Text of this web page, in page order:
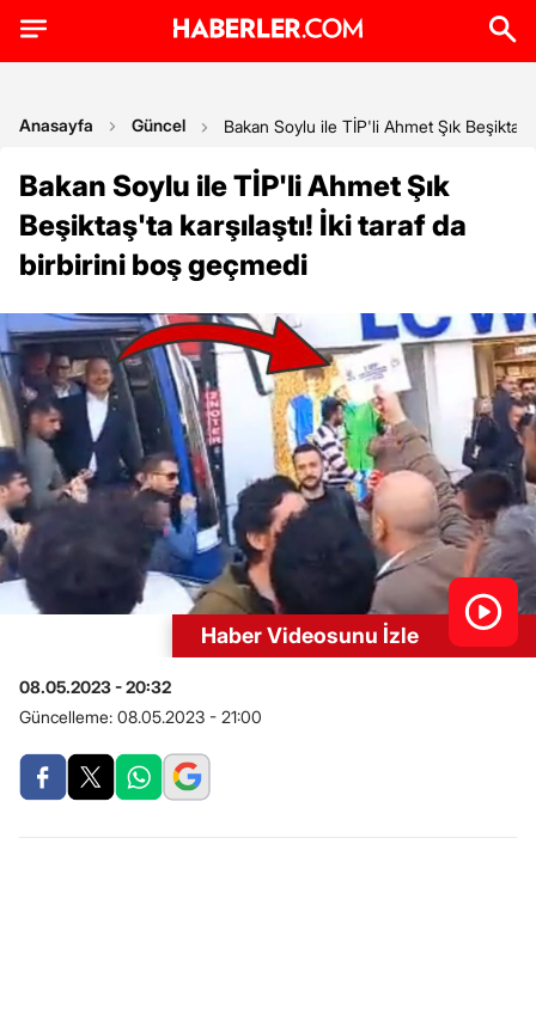
Anasayfa Güncel Bakan Soylu ile TİP'li Ahmet Şık
Bakan Soylu ile TİP'li Ahmet Şık
Beşiktaş'ta karşılaştı! İki taraf da
birbirini boş geçmedi
Haber Videosunu İzle
08.05.2023 - 20:32
Güncelleme: 08.05.2023 - 21:00